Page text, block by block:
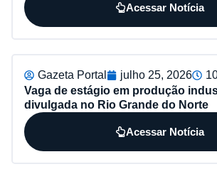
Acessar Notícia
Gazeta Portal julho 25, 2026
Vaga de estágio em produção
divulgada no Rio Grande do Norte
Acessar Notícia